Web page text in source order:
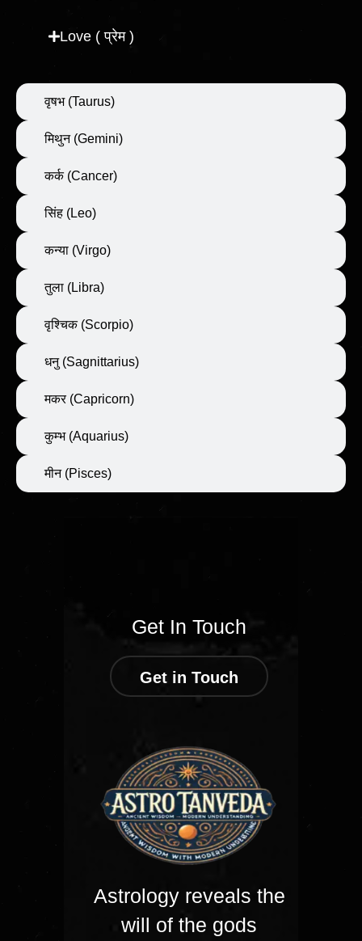
वृषभ (Taurus)
मिथुन (Gemini)
कर्क (Cancer)
सिंह (Leo)
कन्या (Virgo)
तुला (Libra)
वृश्चिक (Scorpio)
धनु (Sagnittarius)
मकर (Capricorn)
कुम्भ (Aquarius)
मीन (Pisces)
Love ( प्रेम )
Get In Touch
Get in Touch
Astrology reveals the
will of the gods